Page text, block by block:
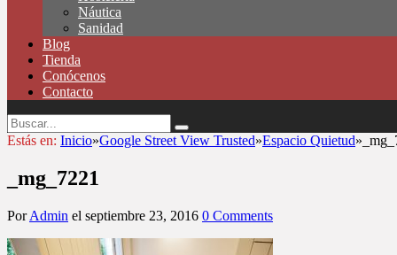
Náutica
Sanidad
Blog
Tienda
Conócenos
Contacto
Estás en: Inicio»Google Street View Trusted»Espacio Quietud»
_mg_7221
PorAdmin el septiembre 23, 2016 0 Comments